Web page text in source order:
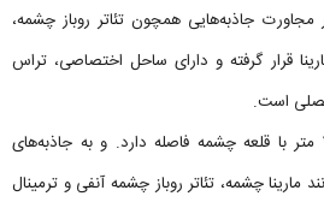
جاذبه‌هایی همچون تئاتر روباز چشمه،
قرار گرفته و دارای ساحل اختصاصی، تراس
فصلی است.
هتل Marinda: فقط ۷۰ متر با قلعه چشمه فاصله دارد. و به جاذبه‌های
چشمه، تئاتر روباز چشمه آنفی و ترمینال